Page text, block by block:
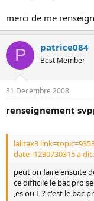
merci de me
P patrice084
Best Member
31 Decembre 2008
renseignement
lalitax3
date=1230730315 a dit:
peut on faire ensuite
ce difficile le bac pro
,es ou L ? c'est le bac